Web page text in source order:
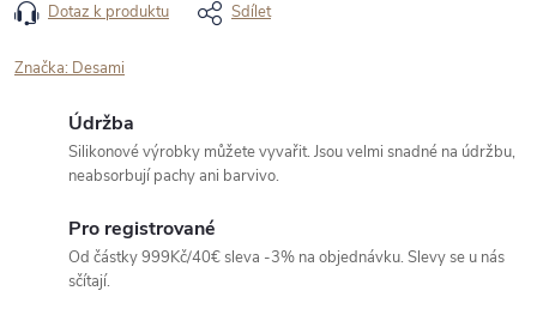
Dotaz k produktu Sdílet
Značka: Desami
Údržba
Silikonové výrobky můžete vyvařit. Jsou velmi snadné na údržbu,
neabsorbují pachy ani barvivo.
Pro registrované
Od částky 999Kč/40€ sleva -3% na objednávku. Slevy se u nás
sčítají.